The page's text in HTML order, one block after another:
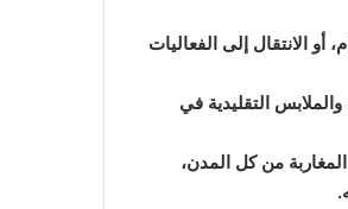
الانتقال إلى الفعاليات
التقليدية في
من كل المدن،